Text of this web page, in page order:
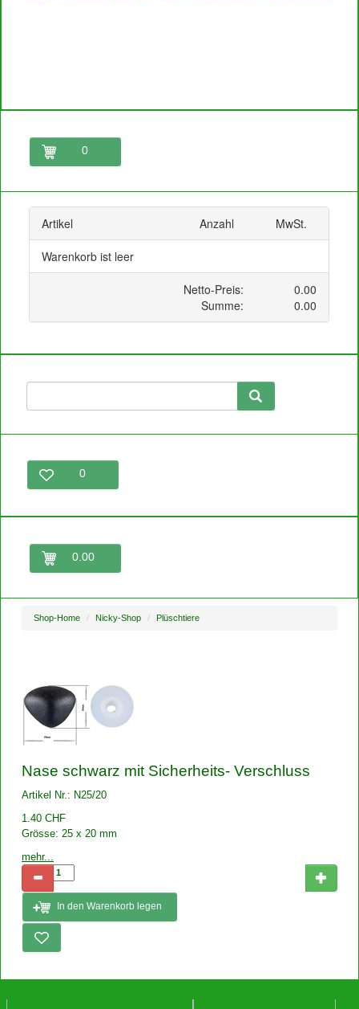
0
0
0.00
Shop-Home Nicky-Shop Plüschtiere
Nase schwarz mit Sicherheits- Verschluss
Artikel Nr.: N25/20
1.40 CHF
Grösse: 25 x 20 mm
mehr...
In den Warenkorb legen